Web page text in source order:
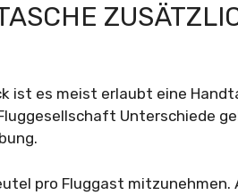
ist es meist erlaubt eine
Unterschiede
pro Fluggast mitzunehmen.